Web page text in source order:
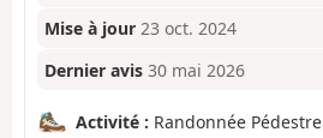
Mise à jour 23 oct. 2024
Dernier avis 30 mai 2026
Activité : Randonnée Pédestre